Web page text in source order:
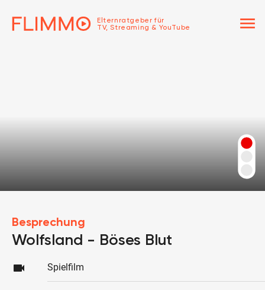
Elternratgeber für
TV, Streaming & YouTube
menu
Besprechung
Wolfsland - Böses Blut
videocam Spielfilm